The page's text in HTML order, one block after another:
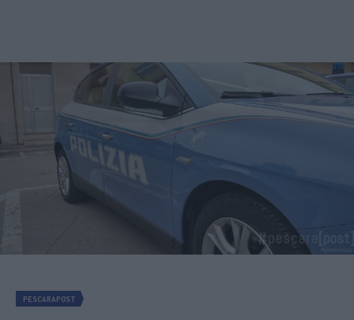
PESCARAPOST